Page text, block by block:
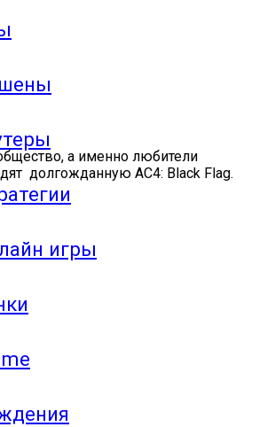
игры
а именно любители
долгожданную AC4: Black Flag.